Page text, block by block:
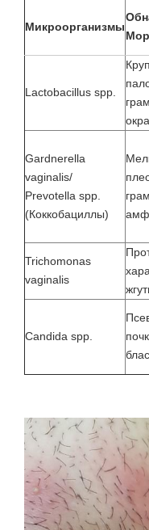
Микроорганизмы
Lactobacillus spp.
Gardnerella
vaginalis/
Prevotella spp.
(Коккобациллы)
Trichomonas
vaginalis
Candida spp.